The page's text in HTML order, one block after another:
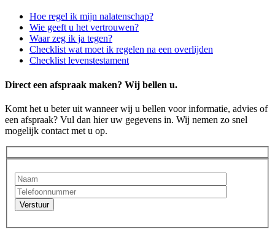
Hoe regel ik mijn nalatenschap?
Wie geeft u het vertrouwen?
Waar zeg ik ja tegen?
Checklist wat moet ik regelen na een overlijden
Checklist levenstestament
Direct een afspraak maken? Wij bellen u.
Komt het u beter uit wanneer wij u bellen voor informatie, advies of
een afspraak? Vul dan hier uw gegevens in. Wij nemen zo snel
mogelijk contact met u op.
Verstuur